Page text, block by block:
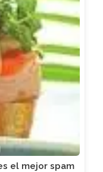
el mejor spam